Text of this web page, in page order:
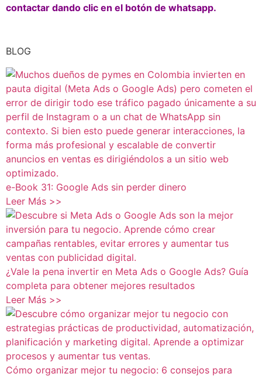
contactar dando clic en el botón de whatsapp.
BLOG
e-Book 31: Google Ads sin perder dinero
Leer Más >>
¿Vale la pena invertir en Meta Ads o Google Ads? Guía
completa para obtener mejores resultados
Leer Más >>
Cómo organizar mejor tu negocio: 6 consejos para